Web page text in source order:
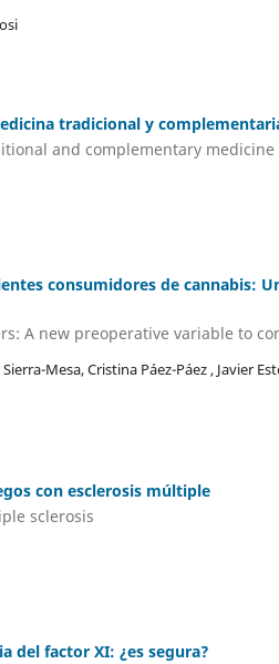
tradicional y
and complementary medicine
consumidores de cannabis:
A new preoperative variable to
Mesa, Cristina Páez-Páez , Javier
con esclerosis múltiple
sclerosis
del factor XI: ¿es segura?